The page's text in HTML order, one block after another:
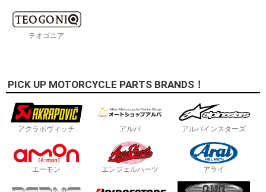
テオゴニア
PICK UP MOTORCYCLE PARTS BRANDS！
アクラポヴィッチ アルバ アルパインスターズ
エーモン エンジェルハーツ アライ